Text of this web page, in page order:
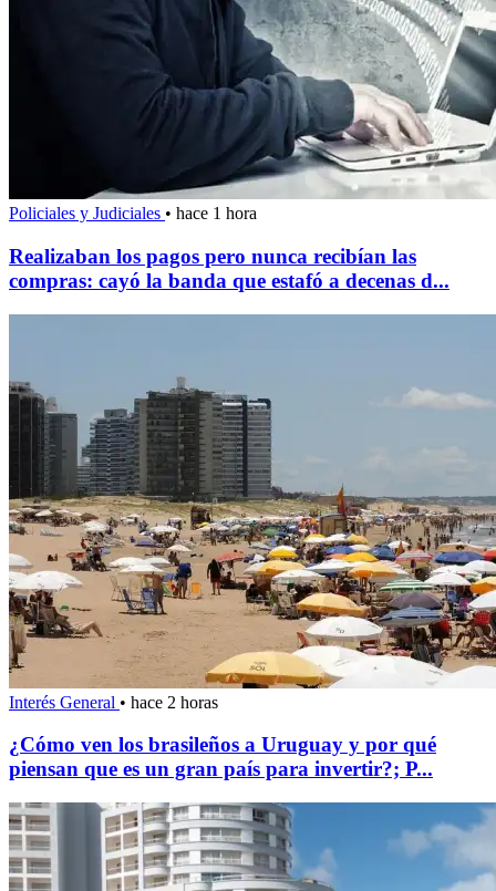
Policiales y Judiciales • hace 1 hora
Realizaban los pagos pero nunca recibían las
compras: cayó la banda que estafó a decenas d...
Interés General • hace 2 horas
¿Cómo ven los brasileños a Uruguay y por qué
piensan que es un gran país para invertir?; P...